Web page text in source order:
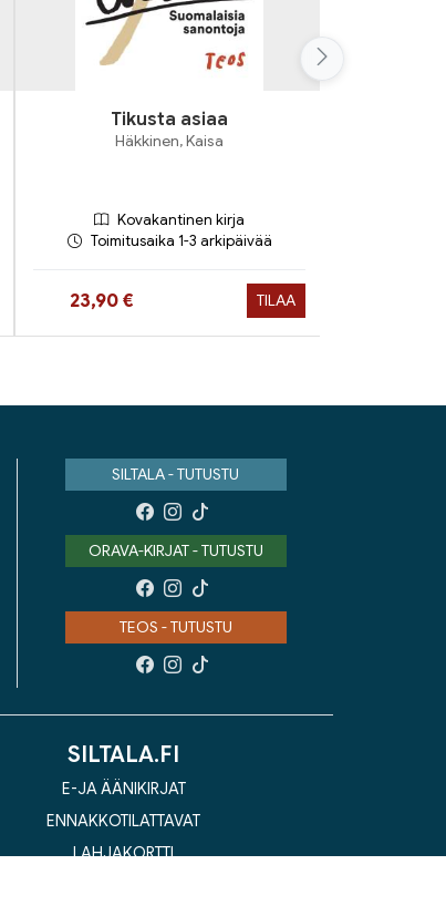
Tikusta asiaa
Häkkinen, Kaisa
Kovakantinen kirja
Toimitusaika 1-3 arkipäivää
Hinta nyt
23,90 € TILAA
SILTALA - TUTUSTU
ORAVA-KIRJAT - TUTUSTU
TEOS - TUTUSTU
SILTALA.FI
E-JA ÄÄNIKIRJAT
ENNAKKOTILATTAVAT
LAHJAKORTTI